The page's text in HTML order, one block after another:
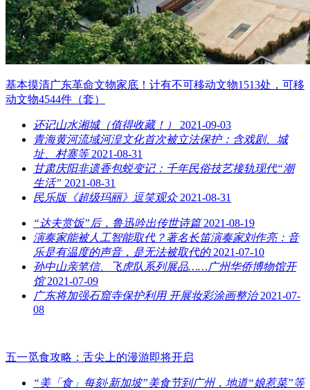
基本摸清广东革命文物家底！计有不可移动文物1513处，可移
动文物4544件（套）
还记山水湘城（值得收藏！）
2021-09-03
青海黄河流域河湟文化首次被立法保护：含戏剧、城
址、村寨等 2021-08-31
甘肃庆阳非遗香包蜕变记：千年民俗技艺接轨现代“潮
生活” 2021-08-31
民乐版《超级玛丽》逗笑观众 2021-08-31
“达夫赏饭”后，鲁迅吟出传世诗篇 2021-08-19
演奏家能被人工智能取代？著名长笛演奏家刘作亮：音
乐是有温度的声音，是无法被取代的 2021-07-10
孙中山亲笔信、飞虎队系列展品……广州华侨博物馆开
馆 2021-07-09
广东将加强石窟寺保护利用 开展妆彩涂画整治 2021-07-
08
五一觅食攻略：舌尖上的漫游即将开启
“美「食」每刻·新加坡”美食节到广州，地道“娘惹菜”等